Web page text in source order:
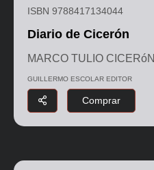
ISBN 9788417134044
Diario de Cicerón
MARCO TULIO CICERóN
GUILLERMO ESCOLAR EDITOR
Comprar